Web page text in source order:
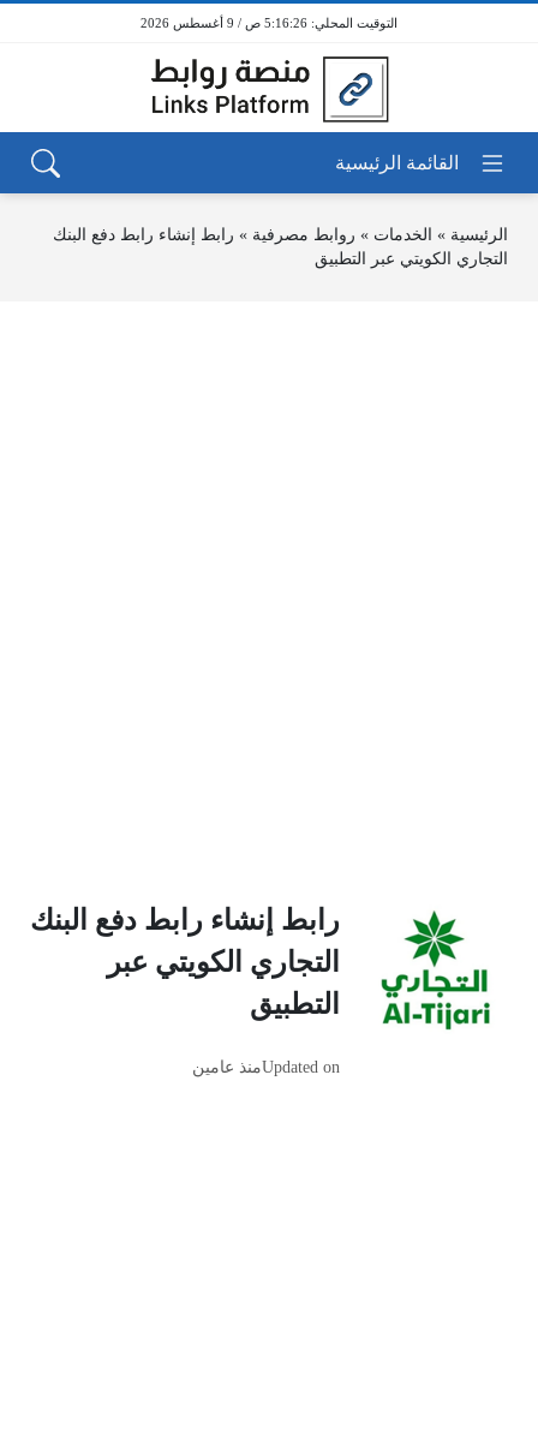
5:16:26 ص / 9 أغسطس 2026
الرئيسية » الخدمات » روابط مصرفية » رابط إنشاء رابط دفع البنك
التجاري الكويتي عبر التطبيق
رابط إنشاء رابط دفع البنك
التجاري الكويتي عبر
التطبيق
Updated onمنذ عامين